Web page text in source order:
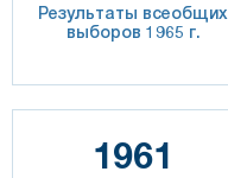
Результаты всеобщих
выборов 1965 г.
1961